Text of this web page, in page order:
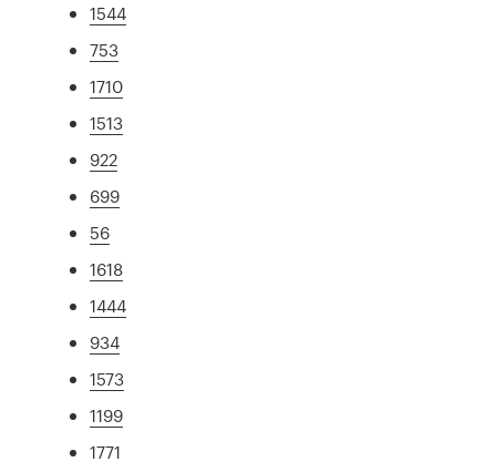
1544
753
1710
1513
922
699
56
1618
1444
934
1573
1199
1771